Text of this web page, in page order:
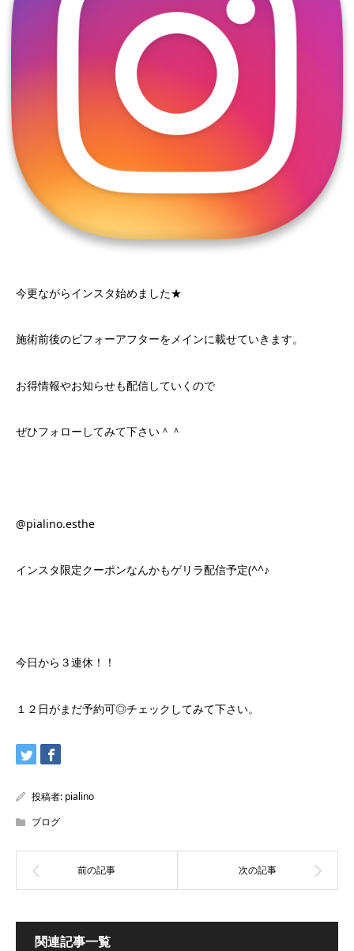
今更ながらインスタ始めました★
施術前後のビフォーアフターをメインに載せていきます。
お得情報やお知らせも配信していくので
ぜひフォローしてみて下さい＾＾
@pialino.esthe
インスタ限定クーポンなんかもゲリラ配信予定(^^♪
今日から３連休！！
１２日がまだ予約可◎チェックしてみて下さい。
投稿者: pialino
ブログ
関連記事一覧